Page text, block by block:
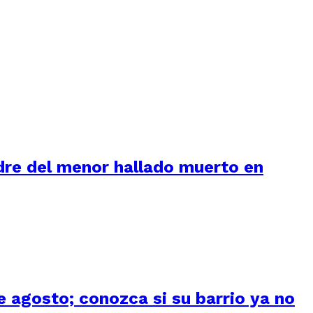
del menor hallado muerto en
agosto; conozca si su barrio ya no